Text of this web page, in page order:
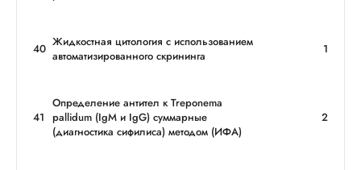
40 Жидкостная цитология с использованием
автоматизированного скрининга
1
41
Определение антител к Treponema
pallidum (IgМ и IgG) суммарные
(диагностика сифилиса) методом (ИФА)
2